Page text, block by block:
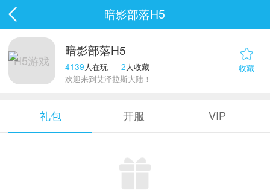
暗影部落H5
H5游戏 收藏
暗影部落H5
4139人在玩 2人收藏
欢迎来到艾泽拉斯大陆！
礼包 开服 VIP